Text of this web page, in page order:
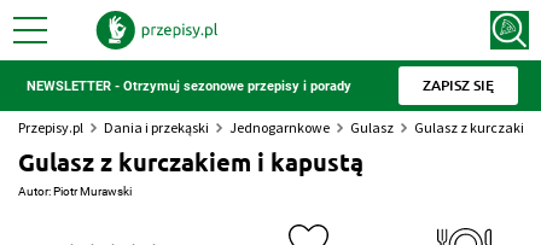
NEWSLETTER - Otrzymuj sezonowe przepisy i porady ZAPISZ SIĘ
Przepisy.pl Dania i przekąski Jednogarnkowe Gulasz Gulasz z
Gulasz z kurczakiem i kapustą
Autor:Piotr Murawski